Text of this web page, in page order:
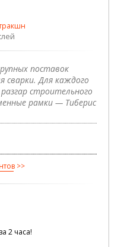
поставок
сварки. Для каждого
строительного
рамки — Тиберис
2 часа!